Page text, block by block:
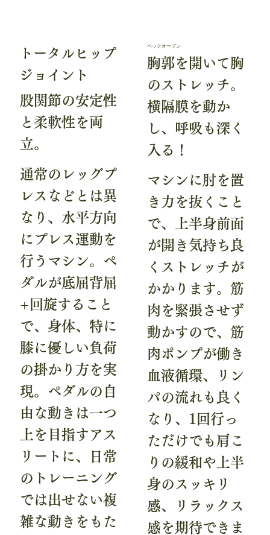
トータルヒップ
ジョイント
股関節の安定性
と柔軟性を両
立。
通常のレッグプ
レスなどとは異
なり、水平方向
にプレス運動を
行うマシン。ペ
ダルが底屈背屈
+回旋すること
で、身体、特に
膝に優しい負荷
の掛かり方を実
現。ペダルの自
由な動きは一つ
上を目指すアス
リートに、日常
のトレーニング
では出せない複
雑な動きをもた
ペックオープン
胸郭を開いて胸
のストレッチ。
横隔膜を動か
し、呼吸も深く
入る！
マシンに肘を置
き力を抜くこと
で、上半身前面
が開き気持ち良
くストレッチが
かかります。筋
肉を緊張させず
動かすので、筋
肉ポンプが働き
血液循環、リン
パの流れも良く
なり、1回行っ
ただけでも肩こ
りの緩和や上半
身のスッキリ
感、リラックス
感を期待できま